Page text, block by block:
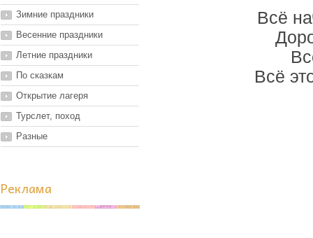
Зимние праздники
Весенние праздники
Летние праздники
По сказкам
Открытие лагеря
Турслет, поход
Разные
Реклама
Всё
Всё